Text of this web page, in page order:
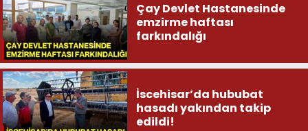
Çay Devlet Hastanesinde
emzirme haftası
farkındalığı
İscehisar’da hububat
hasadı yakından takip
edildi!